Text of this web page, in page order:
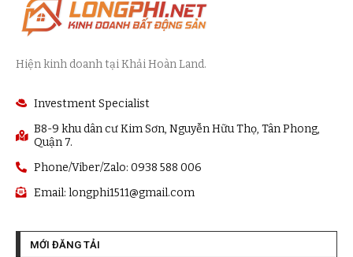
Hiện kinh doanh tại Khải Hoàn Land.
Investment Specialist
B8-9 khu dân cư Kim Sơn, Nguyễn Hữu Thọ, Tân Phong,
Quận 7.
Phone/Viber/Zalo: 0938 588 006
Email: longphi1511@gmail.com
MỚI ĐĂNG TẢI